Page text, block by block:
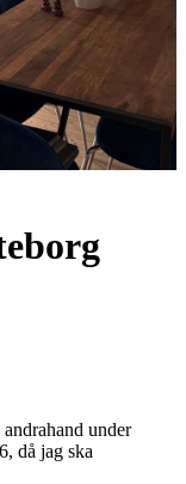
under
då jag ska